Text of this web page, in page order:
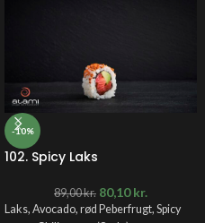
-10%
102. Spicy Laks
89,00kr. 80,10kr.
Laks, Avocado, rød Peberfrugt, Spicy